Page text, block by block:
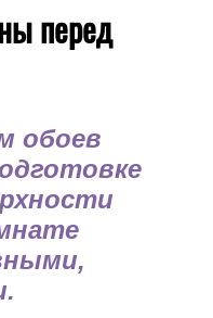
перед
обоев